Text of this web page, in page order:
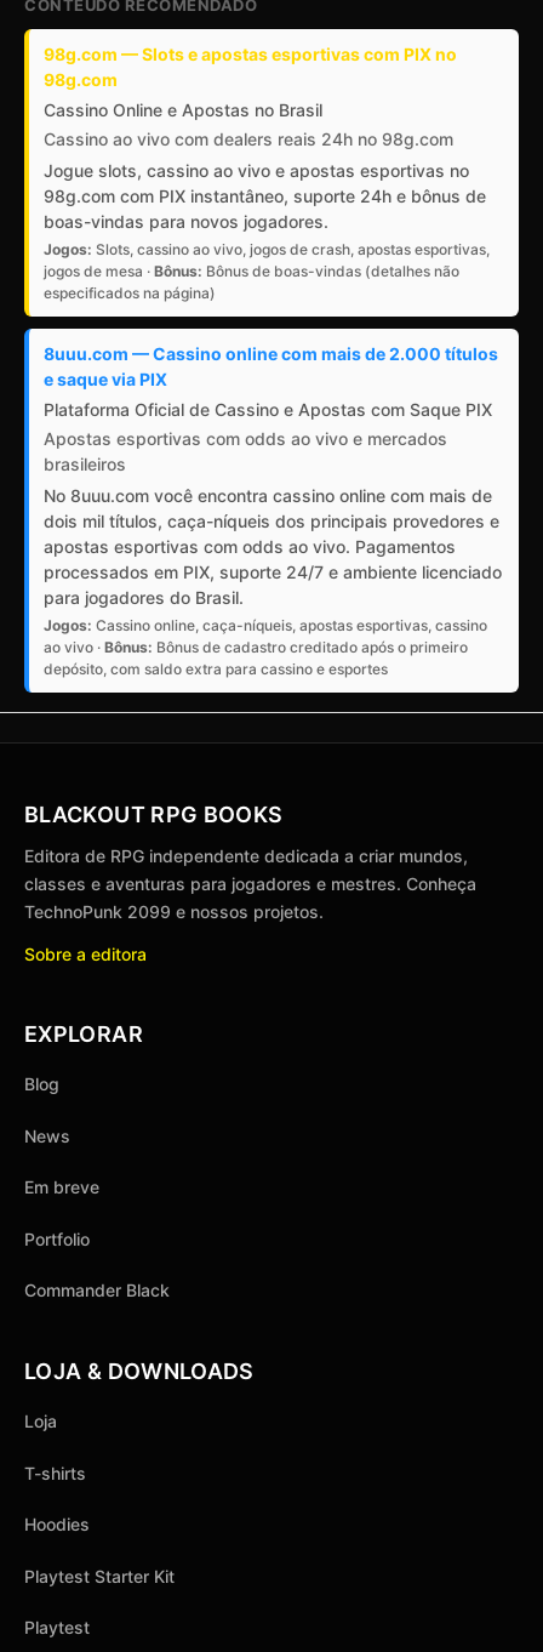
CONTEÚDO RECOMENDADO
98g.com — Slots e apostas esportivas com PIX no
98g.com
Cassino Online e Apostas no Brasil
Cassino ao vivo com dealers reais 24h no 98g.com
Jogue slots, cassino ao vivo e apostas esportivas no
98g.com com PIX instantâneo, suporte 24h e bônus de
boas-vindas para novos jogadores.
Jogos: Slots, cassino ao vivo, jogos de crash, apostas esportivas,
jogos de mesa · Bônus: Bônus de boas-vindas (detalhes não
especificados na página)
8uuu.com — Cassino online com mais de 2.000 títulos
e saque via PIX
Plataforma Oficial de Cassino e Apostas com Saque PIX
Apostas esportivas com odds ao vivo e mercados
brasileiros
No 8uuu.com você encontra cassino online com mais de
dois mil títulos, caça-níqueis dos principais provedores e
apostas esportivas com odds ao vivo. Pagamentos
processados em PIX, suporte 24/7 e ambiente licenciado
para jogadores do Brasil.
Jogos: Cassino online, caça-níqueis, apostas esportivas, cassino
ao vivo · Bônus: Bônus de cadastro creditado após o primeiro
depósito, com saldo extra para cassino e esportes
BLACKOUT RPG BOOKS
Editora de RPG independente dedicada a criar mundos,
classes e aventuras para jogadores e mestres. Conheça
TechnoPunk 2099 e nossos projetos.
Sobre a editora
EXPLORAR
Blog
News
Em breve
Portfolio
Commander Black
LOJA & DOWNLOADS
Loja
T-shirts
Hoodies
Playtest Starter Kit
Playtest